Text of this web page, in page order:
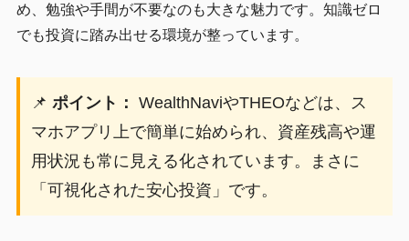
め、勉強や手間が不要なのも大きな魅力です。知識ゼロ
でも投資に踏み出せる環境が整っています。
📌 ポイント： WealthNaviやTHEOなどは、ス
マホアプリ上で簡単に始められ、資産残高や運
用状況も常に見える化されています。まさに
「可視化された安心投資」です。